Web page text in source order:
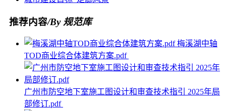
推荐内容/By 规范库
梅溪湖中轴
TOD商业综合体建筑方案.pdf
广州市防空地下室施工图设计和审查技术指引 2025年局
部修订.pdf